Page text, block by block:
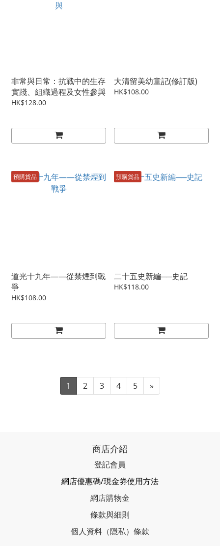
非常與日常：抗戰中的生存
實踐、組織過程及女性參與
HK$128.00
大清留美幼童記(修訂版)
HK$108.00
預購貨品
道光十九年——從禁煙到戰
爭
HK$108.00
預購貨品
二十五史新編──史記
HK$118.00
1 2 3 4 5 »
商店介紹
登記會員
網店優惠碼/現金劵使用方法
網店購物金
條款與細則
個人資料（隱私）條款